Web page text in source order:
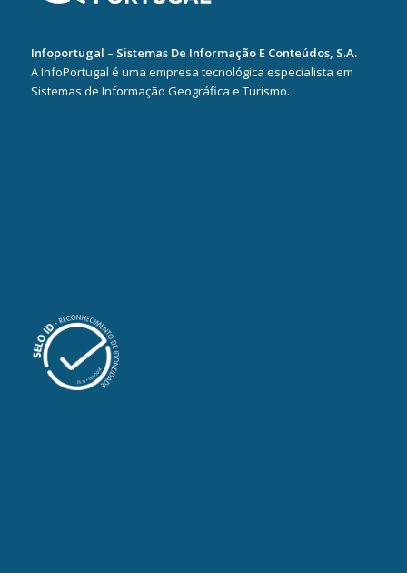
Infoportugal – Sistemas De Informação E Conteúdos, S.A.
A InfoPortugal é uma empresa tecnológica especialista em
Sistemas de Informação Geográfica e Turismo.